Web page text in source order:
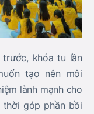
khóa tu lần
tạo nên môi
lành mạnh cho
thời góp phần bồi